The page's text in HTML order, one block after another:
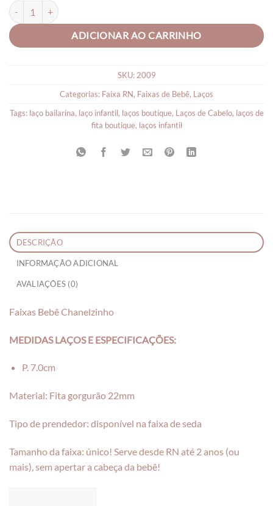
Faixas Bebê Chanelzinho quantidade
ADICIONAR AO CARRINHO
SKU: 2009
Categorias: Faixa RN, Faixas de Bebê, Laços
Tags: laço bailarina, laço infantil, laços boutique, Laços de Cabelo, laços de
fita boutique, laços infantil
DESCRIÇÃO
INFORMAÇÃO ADICIONAL
AVALIAÇÕES (0)
Faixas Bebê Chanelzinho
MEDIDAS LAÇOS E ESPECIFICAÇÕES:
P. 7.0cm
Material: Fita gorgurão 22mm
Tipo de prendedor: disponível na faixa de seda
Tamanho da faixa: único! Serve desde RN até 2 anos (ou
mais), sem apertar a cabeça da bebê!